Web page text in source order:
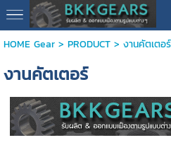
HOME Gear> PRODUCT> งานคัตเตอร์
งานคัตเตอร์